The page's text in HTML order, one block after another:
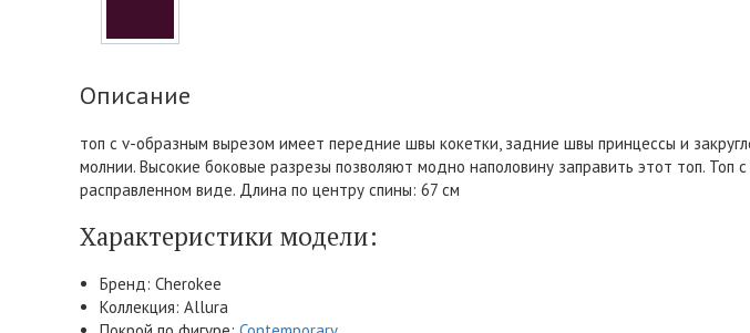
Описание
топ с v-образным вырезом имеет передние швы кокетки, задние швы принцессы и
молнии. Высокие боковые разрезы позволяют модно наполовину заправить этот топ.
расправленном виде. Длина по центру спины: 67 см
Характеристики модели:
Бренд: Cherokee
Коллекция: Allura